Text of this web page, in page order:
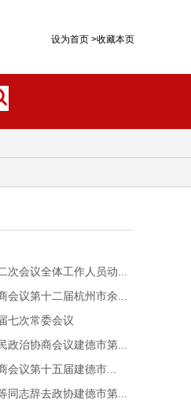
设为首页 >收藏本页
次会议全体工作人员动...
会议第十二届杭州市余...
七次常委会议
政治协商会议建德市第...
会议第十五届建德市...
同志辞去政协建德市第...